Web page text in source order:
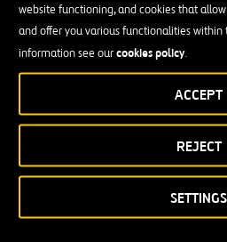
website functioning, and cookies that
and offer you various functionalities within
information see ourcookies policy.
SETTINGS
REJECT
ACCEPT
HECHOS RELEVANTES
Ferrovial remite una versión
presentación para inversores
Registro 40749 que corrige
407 ETR (diapositiva 27) y los
NTO (diapositiva 95).